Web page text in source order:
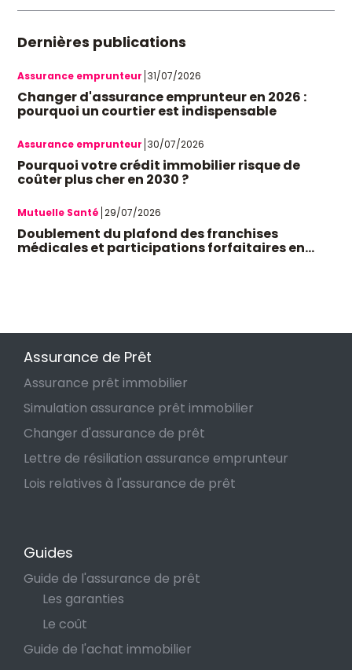
Dernières publications
Assurance emprunteur 31/07/2026
Changer d'assurance emprunteur en 2026 :
pourquoi un courtier est indispensable
Assurance emprunteur 30/07/2026
Pourquoi votre crédit immobilier risque de
coûter plus cher en 2030 ?
Mutuelle Santé 29/07/2026
Doublement du plafond des franchises
médicales et participations forfaitaires en
octobre 2026 : quel impact sur votre budget et
Assurance de Prêt
Assurance prêt immobilier
Simulation assurance prêt immobilier
Changer d'assurance de prêt
Lettre de résiliation assurance emprunteur
Lois relatives à l'assurance de prêt
Guides
Guide de l'assurance de prêt
Les garanties
Le coût
Guide de l'achat immobilier